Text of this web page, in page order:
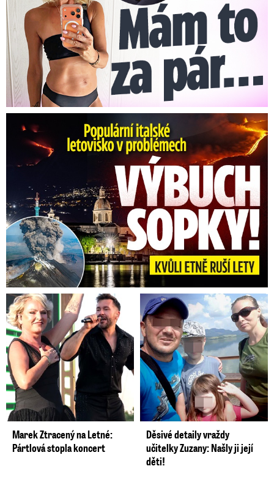
Erupce sicilské sopky Etny: Ruší desítky letů
Marek Ztracený na Letné:
Pártlová stopla koncert
Děsivé detaily vraždy
učitelky Zuzany: Našly ji její
děti!